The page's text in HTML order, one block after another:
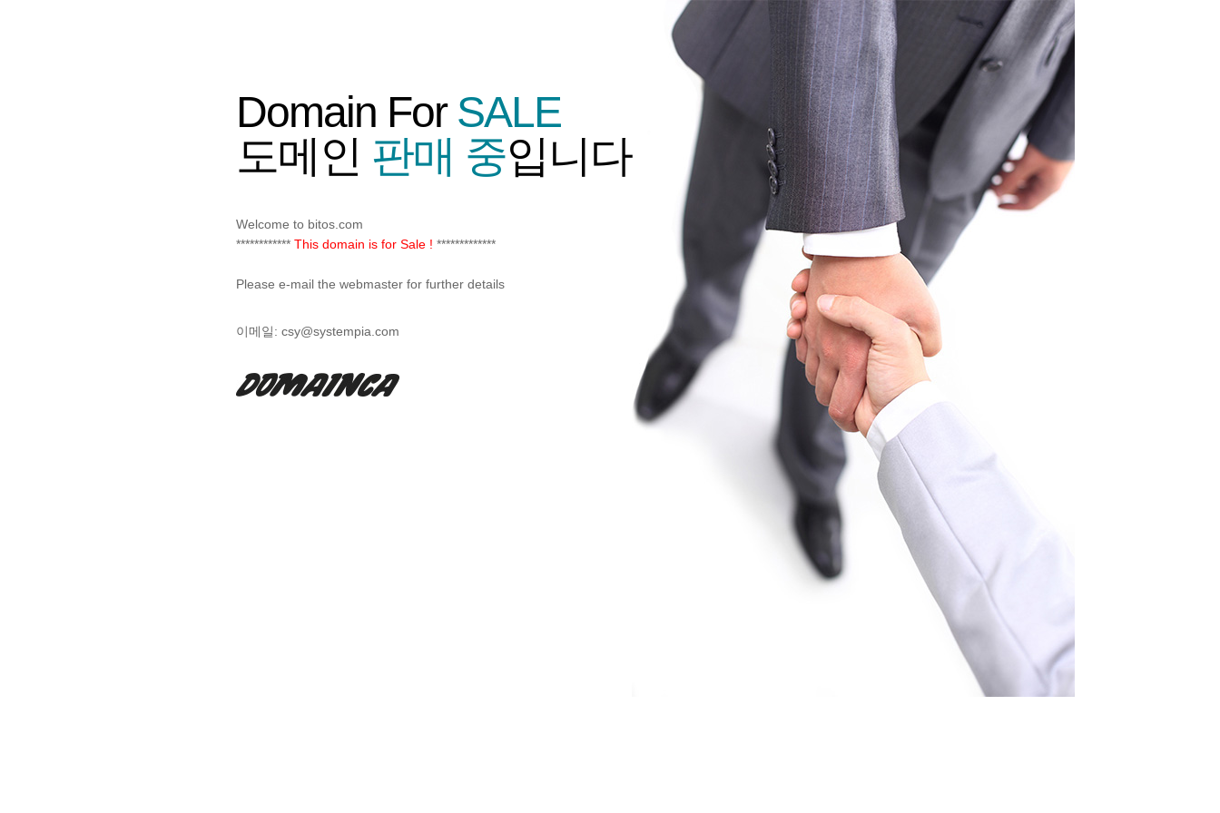
Domain For SALE
도메인 판매 중입니다
Welcome to bitos.com
************ This domain is for Sale ! *************
Please e-mail the webmaster for further details
이메일: csy@systempia.com